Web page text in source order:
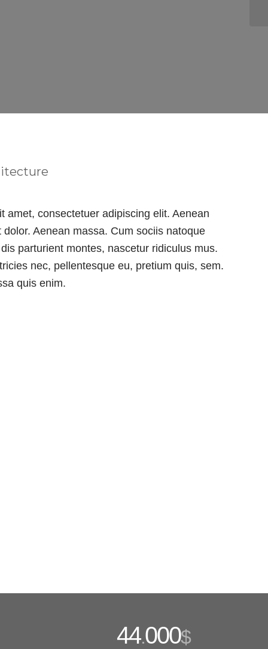
amet, consectetuer adipiscing elit. Aenean
Aenean massa. Cum sociis natoque
parturient montes, nascetur ridiculus mus.
nec, pellentesque eu, pretium quis, sem.
quis enim.
44.000$